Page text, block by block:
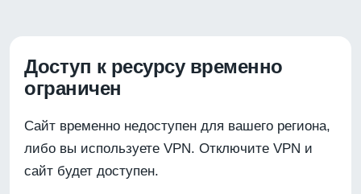
Доступ к ресурсу временно
ограничен
Сайт временно недоступен для вашего региона,
либо вы используете VPN. Отключите VPN и
сайт будет доступен.